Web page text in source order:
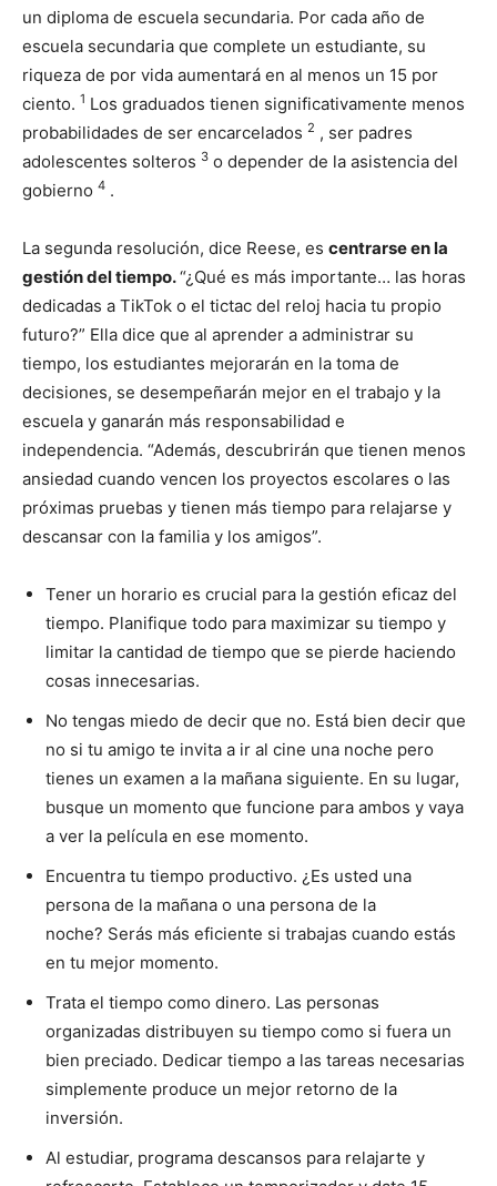
un diploma de escuela secundaria. Por cada año de
escuela secundaria que complete un estudiante, su
riqueza de por vida aumentará en al menos un 15 por
ciento. 1 Los graduados tienen significativamente menos
probabilidades de ser encarcelados 2 , ser padres
adolescentes solteros 3 o depender de la asistencia del
gobierno 4 .
La segunda resolución, dice Reese, es centrarse en la
gestión del tiempo.“¿Qué es más importante… las horas
dedicadas a TikTok o el tictac del reloj hacia tu propio
futuro?” Ella dice que al aprender a administrar su
tiempo, los estudiantes mejorarán en la toma de
decisiones, se desempeñarán mejor en el trabajo y la
escuela y ganarán más responsabilidad e
independencia. “Además, descubrirán que tienen menos
ansiedad cuando vencen los proyectos escolares o las
próximas pruebas y tienen más tiempo para relajarse y
descansar con la familia y los amigos”.
Tener un horario es crucial para la gestión eficaz del
tiempo. Planifique todo para maximizar su tiempo y
limitar la cantidad de tiempo que se pierde haciendo
cosas innecesarias.
No tengas miedo de decir que no. Está bien decir que
no si tu amigo te invita a ir al cine una noche pero
tienes un examen a la mañana siguiente. En su lugar,
busque un momento que funcione para ambos y vaya
a ver la película en ese momento.
Encuentra tu tiempo productivo. ¿Es usted una
persona de la mañana o una persona de la
noche? Serás más eficiente si trabajas cuando estás
en tu mejor momento.
Trata el tiempo como dinero. Las personas
organizadas distribuyen su tiempo como si fuera un
bien preciado. Dedicar tiempo a las tareas necesarias
simplemente produce un mejor retorno de la
inversión.
Al estudiar, programa descansos para relajarte y